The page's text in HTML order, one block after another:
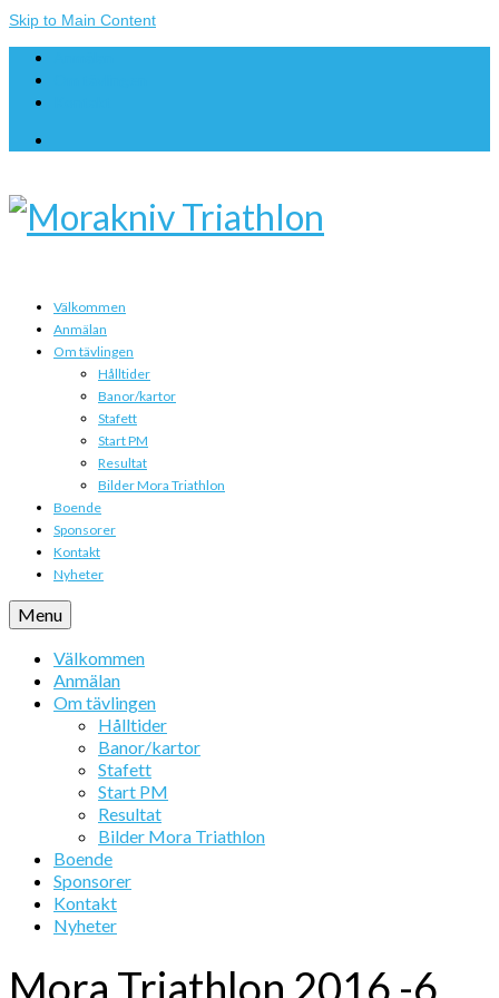
Skip to Main Content
Välkommen
Anmälan
Om tävlingen
Hålltider
Banor/kartor
Stafett
Start PM
Resultat
Bilder Mora Triathlon
Boende
Sponsorer
Kontakt
Nyheter
Menu
Välkommen
Anmälan
Om tävlingen
Hålltider
Banor/kartor
Stafett
Start PM
Resultat
Bilder Mora Triathlon
Boende
Sponsorer
Kontakt
Nyheter
Mora Triathlon 2016 -6